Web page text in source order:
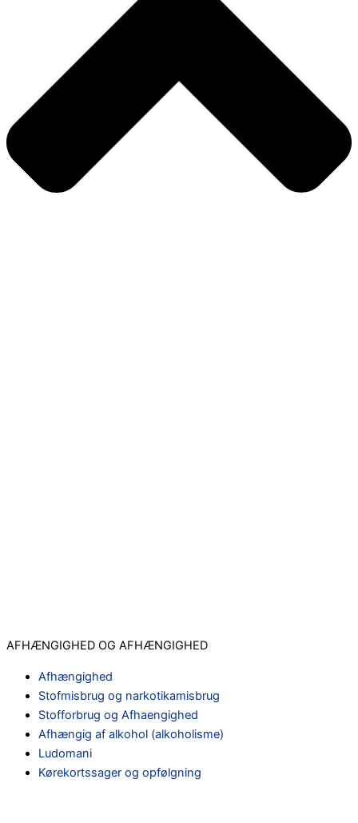
AFHÆNGIGHED OG AFHÆNGIGHED
Afhængighed
Stofmisbrug og narkotikamisbrug
Stofforbrug og Afhaengighed
Afhængig af alkohol (alkoholisme)
Ludomani
Kørekortssager og opfølgning